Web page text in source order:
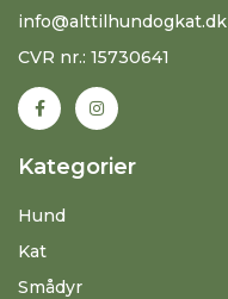
info@alttilhundogkat.dk
CVR nr.: 15730641
Kategorier
Hund
Kat
Smådyr